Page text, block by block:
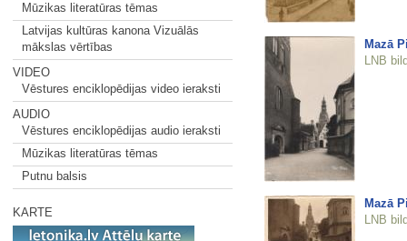
Mūzikas literatūras tēmas
Latvijas kultūras kanona Vizuālās
mākslas vērtības
VIDEO
Vēstures enciklopēdijas video ieraksti
AUDIO
Vēstures enciklopēdijas audio ieraksti
Mūzikas literatūras tēmas
Putnu balsis
KARTE
Mazā
LNB
Mazā
LNB